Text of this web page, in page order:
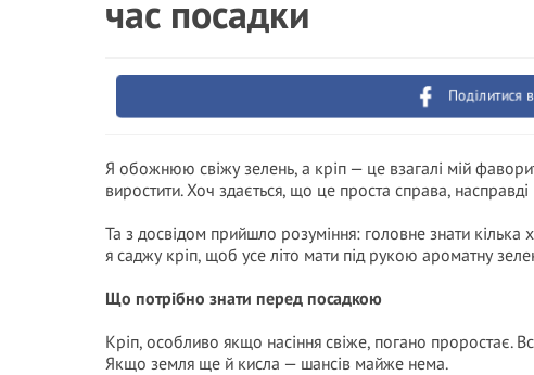
час посадки
Поділитися
Я обожнюю свіжу зелень, а кріп — це взагалі мій
виростити. Хоч здається, що це проста справа,
Та з досвідом прийшло розуміння: головне знати кілька
я саджу кріп, щоб усе літо мати під рукою ароматну
Що потрібно знати перед посадкою
Кріп, особливо якщо насіння свіже, погано проростає.
Якщо земля ще й кисла — шансів майже нема.